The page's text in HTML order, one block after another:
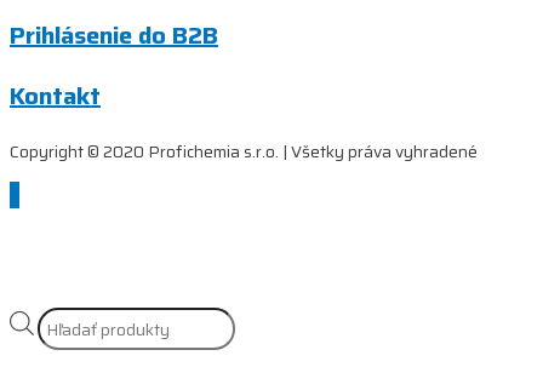
Prihlásenie do B2B
Kontakt
Copyright © 2020 Profichemia s.r.o. | Všetky práva vyhradené
Products
search